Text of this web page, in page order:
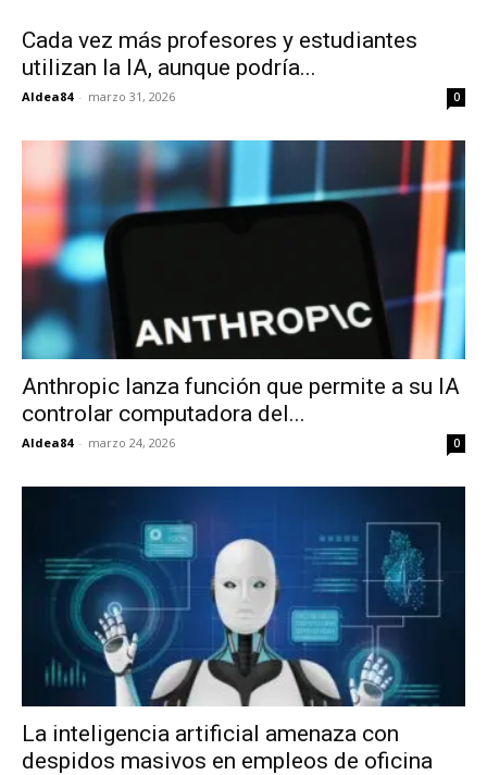
Cada vez más profesores y estudiantes
utilizan la IA, aunque podría...
Aldea84 - marzo 31, 2026 0
Anthropic lanza función que permite a su IA
controlar computadora del...
Aldea84 - marzo 24, 2026 0
La inteligencia artificial amenaza con
despidos masivos en empleos de oficina